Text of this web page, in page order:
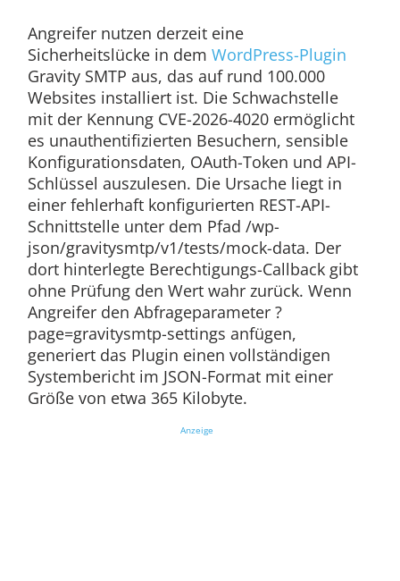
Angreifer nutzen derzeit eine
Sicherheitslücke in dem WordPress-Plugin
Gravity SMTP aus, das auf rund 100.000
Websites installiert ist. Die Schwachstelle
mit der Kennung CVE-2026-4020 ermöglicht
es unauthentifizierten Besuchern, sensible
Konfigurationsdaten, OAuth-Token und API-
Schlüssel auszulesen. Die Ursache liegt in
einer fehlerhaft konfigurierten REST-API-
Schnittstelle unter dem Pfad /wp-
json/gravitysmtp/v1/tests/mock-data. Der
dort hinterlegte Berechtigungs-Callback gibt
ohne Prüfung den Wert wahr zurück. Wenn
Angreifer den Abfrageparameter ?
page=gravitysmtp-settings anfügen,
generiert das Plugin einen vollständigen
Systembericht im JSON-Format mit einer
Größe von etwa 365 Kilobyte.
Anzeige